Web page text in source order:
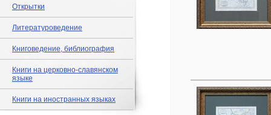
Открытки
Литературоведение
Книговедение, библиография
Книги на церковно-славянском
языке
Книги на иностранных языках